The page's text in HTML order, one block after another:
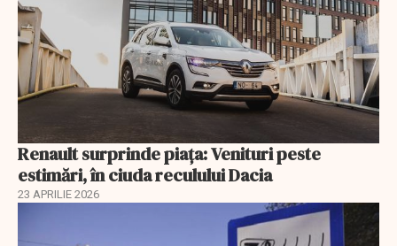
Renault surprinde piața: Venituri peste
estimări, în ciuda reculului Dacia
23 APRILIE 2026